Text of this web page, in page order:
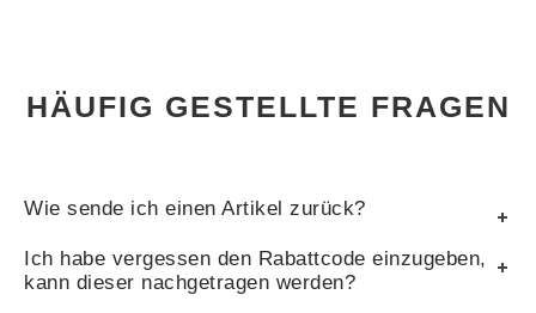
HÄUFIG GESTELLTE FRAGEN
Wie sende ich einen Artikel zurück?
Ich habe vergessen den Rabattcode einzugeben,
kann dieser nachgetragen werden?